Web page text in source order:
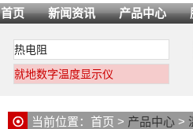
首页 新闻资讯 产品中心
热电阻
就地数字温度显示仪
当前位置： 首页 > 产品中心 >